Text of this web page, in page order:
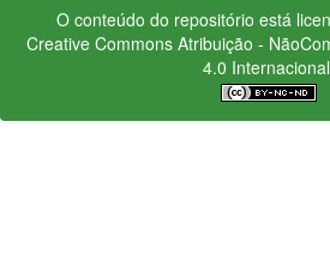
O conteúdo do repositório está
Creative CommonsAtribuição -
4.0